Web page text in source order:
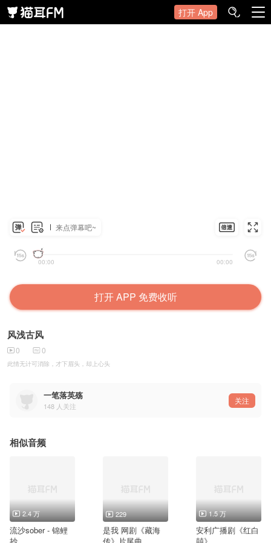
打开 App
来点弹幕吧~
00:00 00:00
打开 APP 免费收听
风浅古风
0 0
此情无计可消除，才下眉头，却上心头
一笔落英殇
148 人关注
关注
相似音频
2.4 万
流沙sober - 锦鲤
229
是我 网剧《藏海
1.5 万
安利广播剧《红白